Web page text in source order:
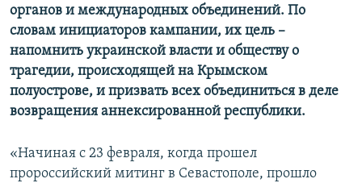
органов и международных объединений. По
словам инициаторов кампании, их цель –
напомнить украинской власти и обществу о
трагедии, происходящей на Крымском
полуострове, и призвать всех объединиться в деле
возвращения аннексированной республики.
«Начиная с 23 февраля, когда прошел
пророссийский митинг в Севастополе, прошло